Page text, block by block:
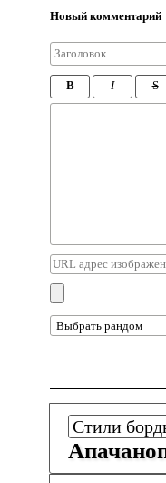
Новый комментарий
B I S